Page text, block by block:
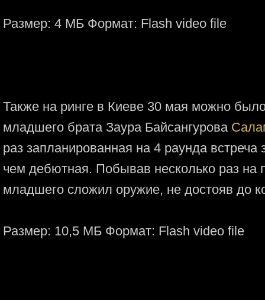
Размер: 4 МБ Формат: Flash video file
Также на ринге в Киеве 30 мая можно
младшего брата Заура Байсангурова
раз запланированная на 4 раунда встреча
чем дебютная. Побывав несколько раз на
младшего сложил оружие, не достояв до
Размер: 10,5 МБ Формат: Flash video file